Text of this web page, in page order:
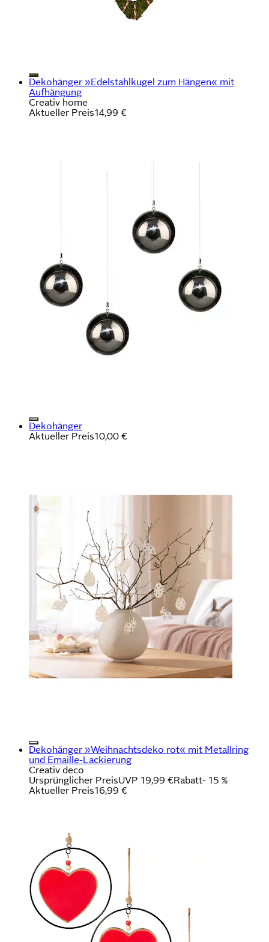
Dekohänger »Edelstahlkugel zum Hängen« mit
Aufhängung
Creativ home
Aktueller Preis14,99 €
Dekohänger
Aktueller Preis10,00 €
Dekohänger »Weihnachtsdeko rot« mit Metallring
und Emaille-Lackierung
Creativ deco
Ursprünglicher PreisUVP 19,99 €Rabatt- 15 %
Aktueller Preis16,99 €